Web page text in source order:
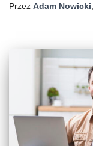
Przez Adam Nowicki